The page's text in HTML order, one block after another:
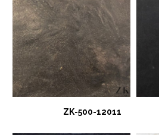
ZK-500-12011